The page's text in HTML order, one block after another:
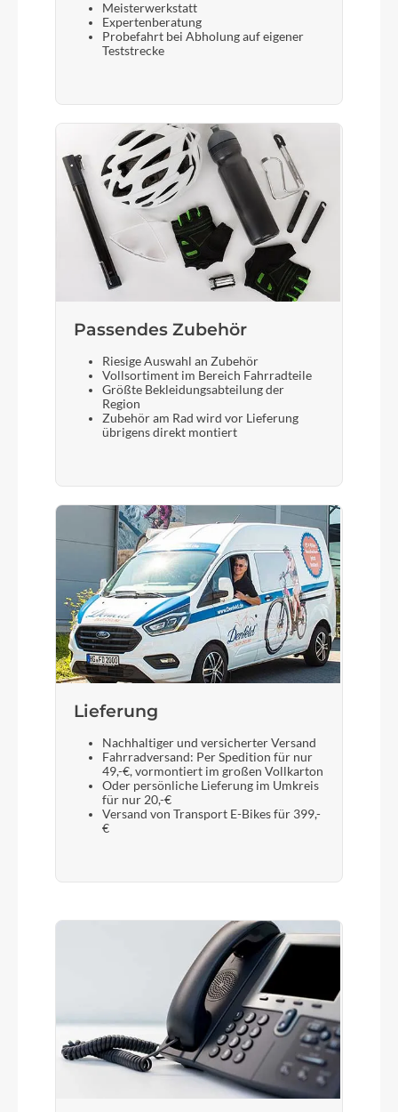
Sattelstütze
Meisterwerkstatt
Expertenberatung
Probefahrt bei Abholung auf eigener
Teststrecke
Passendes Zubehör
Riesige Auswahl an Zubehör
Vollsortiment im Bereich Fahrradteile
Größte Bekleidungsabteilung der
Region
Zubehör am Rad wird vor Lieferung
übrigens direkt montiert
Lieferung
Nachhaltiger und versicherter Versand
Fahrradversand: Per Spedition für nur
49,-€, vormontiert im großen Vollkarton
Oder persönliche Lieferung im Umkreis
für nur 20,-€
Versand von Transport E-Bikes für 399,-
€